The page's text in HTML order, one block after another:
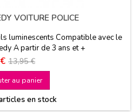
VOITURE POLICE
luminescents Compatible avec le
A partir de 3 ans et +
Prix
de
base
13,95 €
au panier
en stock